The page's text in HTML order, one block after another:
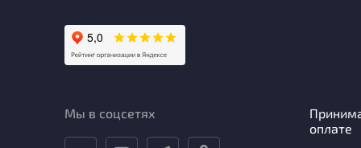
Мы в соцсетях
оплате